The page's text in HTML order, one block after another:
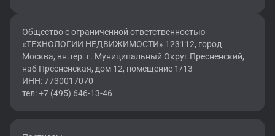
Общество с ограниченной ответственностью
«ТЕХНОЛОГИИ НЕДВИЖИМОСТИ» 123112, город
Москва, вн.тер. г. Муниципальный Округ Пресненский,
наб Пресненская, дом 12, помещение 1/13
ИНН: 7730017070
тел: +7 (495) 646-13-46